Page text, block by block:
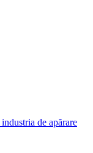
de apărare